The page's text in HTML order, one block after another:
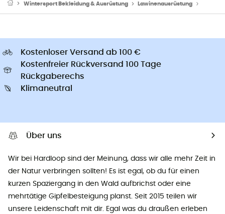
Wintersport Bekleidung & Ausrüstung Lawinenausrüstung
Kostenloser Versand ab 100 €
Kostenfreier Rückversand 100 Tage
Rückgaberechs
Klimaneutral
Über uns
Wir bei Hardloop sind der Meinung, dass wir alle mehr Zeit in
der Natur verbringen sollten! Es ist egal, ob du für einen
kurzen Spaziergang in den Wald aufbrichst oder eine
mehrtätige Gipfelbesteigung planst. Seit 2015 teilen wir
unsere Leidenschaft mit dir. Egal was du draußen erleben